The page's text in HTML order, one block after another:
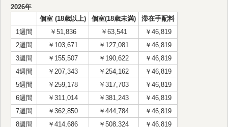
2026年
個室 (18歳以上)
個室(18歳未満)
滞在手配料
1週間
￥51,836 ￥63,541
￥46,819
2週間
￥103,671 ￥127,081
￥46,819
3週間
￥155,507 ￥190,622
￥46,819
4週間
￥207,343 ￥254,162
￥46,819
5週間
￥259,178 ￥317,703
￥46,819
6週間
￥311,014 ￥381,243
￥46,819
7週間
￥362,850 ￥444,784
￥46,819
8週間
￥414,686 ￥508,324
￥46,819